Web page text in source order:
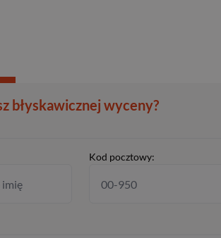
błyskawicznej wyceny?
Kod pocztowy: